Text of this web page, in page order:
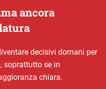
ancora
decisivi domani per
soprattutto se in
chiara.